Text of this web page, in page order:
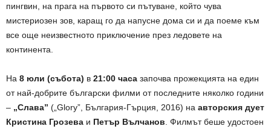
пингвин, на прага на първото си пътуване, който чува
мистериозен зов, каращ го да напусне дома си и да поеме към
все още неизвестното приключение през ледовете на
континента.
На 8 юли (събота) в 21:00 часа започва прожекцията на един
от най-добрите български филми от последните няколко години
– „Слава” („Glory”, България-Гърция, 2016) на авторския дует
Кристина Грозева и Петър Вълчанов . Филмът беше удостоен